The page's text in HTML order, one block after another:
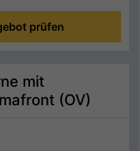
prüfen
mit
(OV)